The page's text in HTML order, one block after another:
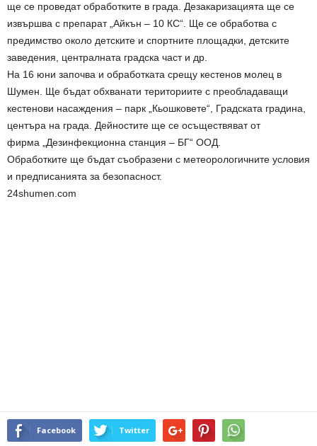
ще се проведат обработките в града. Дезакаризацията ще се
извършва с препарат „Айкън – 10 КС“. Ще се обработва с
предимство около детските и спортните площадки, детските
заведения, централната градска част и др.
На 16 юни започва и обработката срещу кестенов молец в
Шумен. Ще бъдат обхванати териториите с преобладаващи
кестенови насаждения – парк „Кьошковете“, Градската градина,
центъра на града. Дейностите ще се осъществяват от
фирма „Дезинфекционна станция – БГ“ ООД.
Обработките ще бъдат съобразени с метеорологичните условия
и предписанията за безопасност.
24shumen.com
Facebook Twitter